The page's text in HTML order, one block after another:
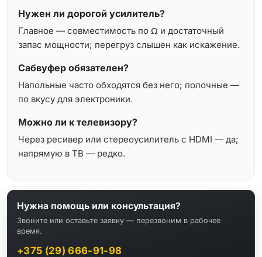
Нужен ли дорогой усилитель?
Главное — совместимость по Ω и достаточный
запас мощности; перегруз слышен как искажение.
Сабвуфер обязателен?
Напольные часто обходятся без него; полочные —
по вкусу для электроники.
Можно ли к телевизору?
Через ресивер или стереоусилитель с HDMI — да;
напрямую в ТВ — редко.
Нужна помощь или консультация?
Звоните или оставьте заявку — перезвоним в рабочее
время.
+375 (29) 666-91-98